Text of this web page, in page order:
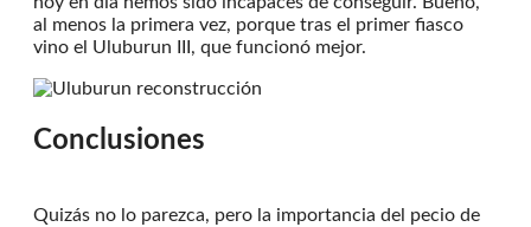
al menos la primera vez, porque tras el primer fiasco
vino el Uluburun III, que funcionó mejor.
Conclusiones
Quizás no lo parezca, pero la importancia del pecio de